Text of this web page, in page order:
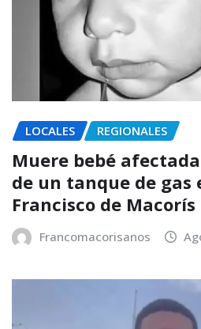
LOCALES REGIONALES
Muere bebé
de un tanque de gas
Francisco de Macorís
Francomacorisanos